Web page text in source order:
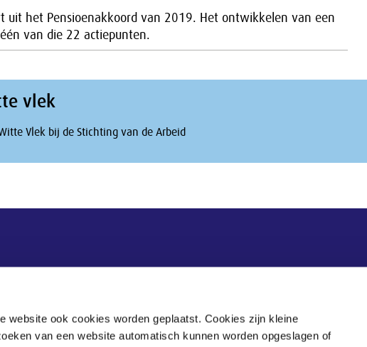
website ook cookies worden geplaatst. Cookies zijn kleine
van een website automatisch kunnen worden opgeslagen of
uit het Pensioenakkoord van 2019. Het ontwikkelen van een
van die 22 actiepunten.
vlek
Vlek bij de Stichting van de Arbeid
Postbus 90405
2509 LK Den Haag